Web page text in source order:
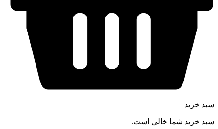
سبد خرید
سبد خرید شما خالی است.